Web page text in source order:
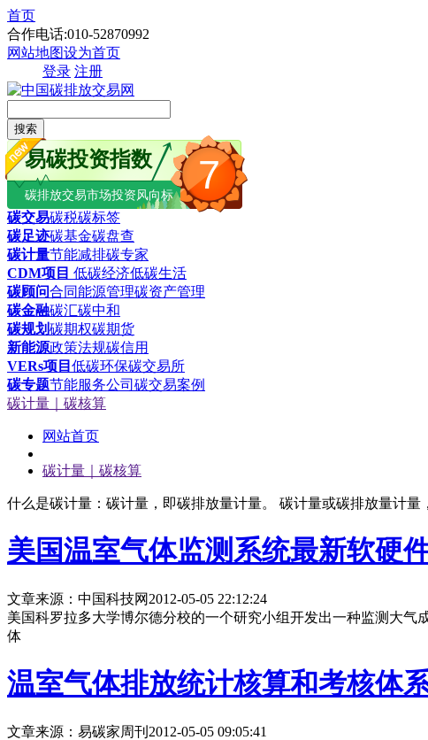
首页
合作电话:010-52870992
网站地图设为首页
登录 注册
搜索
7
易碳投资指数
碳排放交易市场投资风向标
碳交易碳税碳标签
碳足迹碳基金碳盘查
碳计量节能减排碳专家
CDM项目 低碳经济低碳生活
碳顾问合同能源管理碳资产管理
碳金融碳汇碳中和
碳规划碳期权碳期货
新能源政策法规碳信用
VERs项目 低碳环保碳交易所
碳专题节能服务公司 碳交易案例
碳计量｜碳核算
网站首页
碳计量｜碳核算
什么是碳计量：碳计量，即碳排放量计量。 碳计量或碳排放量计
美国温室气体监测系统最新软硬
文章来源：中国科技网 2012-05-05 22:12:24
美国科罗拉多大学博尔德分校的一个研究小组开发出一种监测大
体
温室气体排放统计核算和考核体
文章来源：易碳家周刊 2012-05-05 09:05:41